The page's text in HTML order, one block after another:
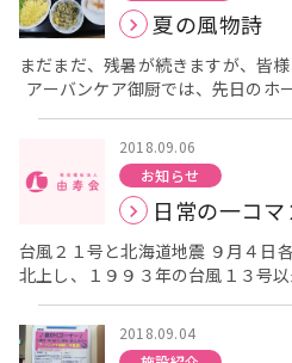
は、 「鮭とイクラのちらし寿司と
align="aligncenter" width="700"]
饅頭に続き、こちらも喜んで頂け
れている方々と一緒にお祝いしたいと思
ケア御厨には、沢山のご長寿の方がい
方々、お一人お一人が今まで沢山
ち)まで来られました。 御厨では、介護等の仕事を通してその
方々とお話をして、学ばせて頂い
感謝しています。 これからも、お元気でお過ごし頂けますよ
う、職員一同、利用者様のケアに勤めて参
栄養課 村上
頂き、特に節目の歳にあたる方には
きました。 特別養護老人ホーム アーバンケア御厨の職員だけで
はなく、法人理事長もお祝いに駆
[caption id="attachment_370"
width="700"] 敬老祝賀会①[/caption]
id="attachment_367"
老祝賀会の様子②[/caption] 特別養護老人ホーム アーバンケア
御厨には米寿や卒寿など節目の歳
添えさせて頂き、お祝い状を作成させて
寿にあたる方が2名 90歳 卒寿にあたる方が2名 99歳 白寿にあ
たる方が2名 103歳 百三賀にあたる方が1名 105歳 百五賀にあ
たる方が1名 皆様、大変お元気で、理事長からお一人お一人にお
祝い状を読み上げて頂き、贈呈させて頂きま
と一緒に健康体操を行いました。 [caption
夏の風物詩
まだまだ、残暑が続きますが、皆
うめん』をしました！ [caption id="attachment_350"
align="aligncenter" width="700"]
ピンク、緑、黄色と4色のそうめん
炊いた椎茸をトッピングとして用
昼は、可愛いわねー」 「夏っぽくて良いねー」 と喜ばれている
ご様子で、こちらまで嬉しくなり
キングでは、出来るだけ沢山の利
と、普段のお食事と同様、利用者
用意させて頂いています。 刻み、超刻みの方には、その大き
さにカットして、ハーフ食の方には
2018.09.06
お知らせ
日常の一コ
台風２１号と北海道地震 ９月４日
北上し、１９９３年の台風１３号
まま、通過していきました。四国
玄関口である「関西国際空港」が
空連絡橋にタンカーが衝突し、連
2018.09.04